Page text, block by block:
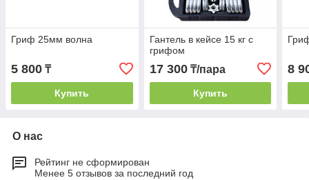
Гриф 25мм волна
5 800 ₸
Купить
Гантель в кейсе 15 кг с
грифом
17 300₸/пара
Купить
8
О нас
Рейтинг не сформирован
Менее 5 отзывов за последний год